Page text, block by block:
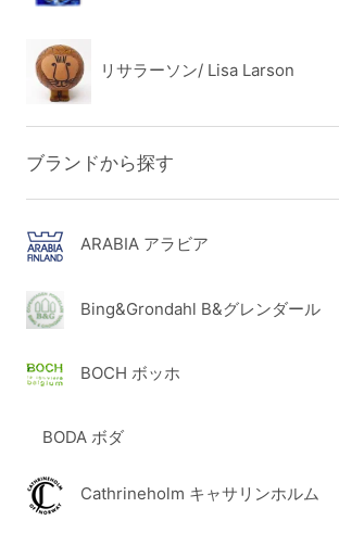
リサラーソン/ Lisa Larson
ブランドから探す
ARABIA アラビア
Bing&Grondahl B&グレンダール
BOCH ボッホ
BODA ボダ
Cathrineholm キャサリンホルム